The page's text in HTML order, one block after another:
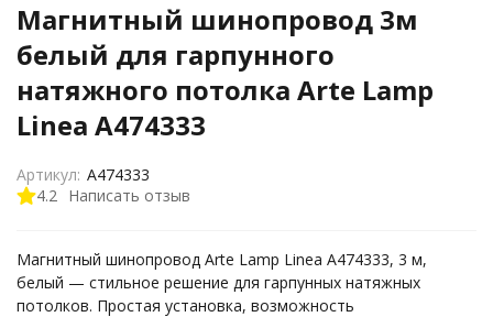
Магнитный шинопровод 3м
белый для гарпунного
натяжного потолка Arte Lamp
Linea A474333
4.2 Написать отзыв
Артикул: A474333
Магнитный шинопровод Arte Lamp Linea A474333, 3 м,
белый — стильное решение для гарпунных натяжных
потолков. Простая установка, возможность